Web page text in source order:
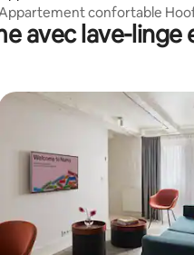
confortable
Amsterdam
avec lave-linge